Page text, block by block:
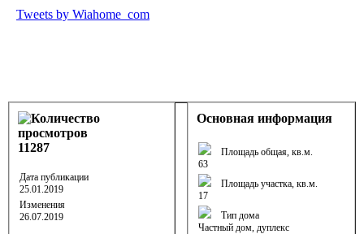
Tweets by Wiahome_com
11287
Дата публикации
25.01.2019
Изменения
26.07.2019
Основная информация
Площадь общая, кв.м.
63
Площадь участка, кв.м.
17
Тип дома
Частный дом, дуплекс